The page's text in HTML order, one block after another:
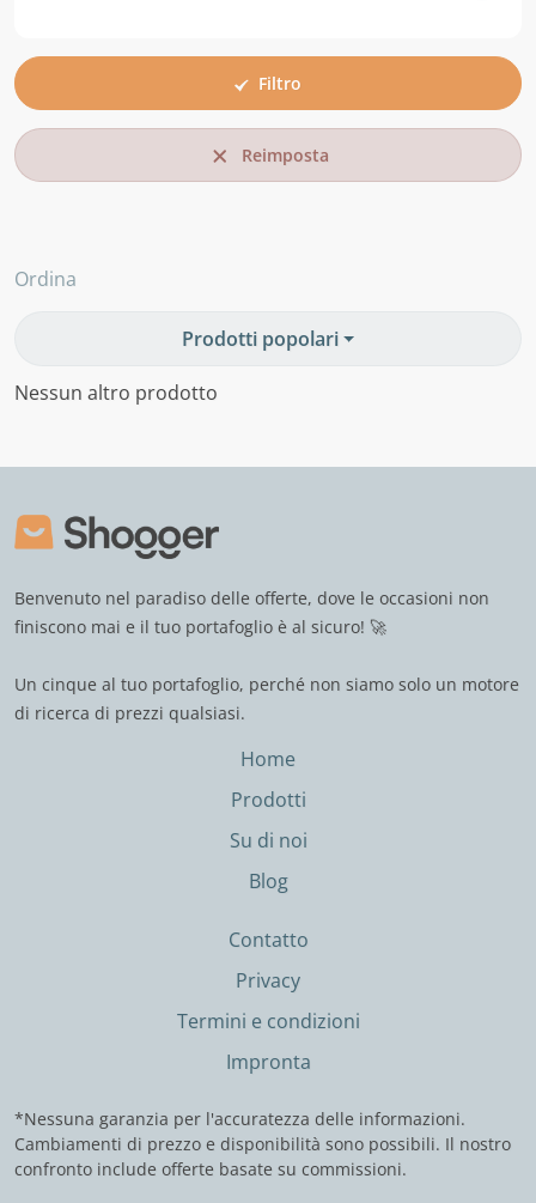
Filtro
Reimposta
Ordina
Prodotti popolari
Nessun altro prodotto
Benvenuto nel paradiso delle offerte, dove le occasioni non
finiscono mai e il tuo portafoglio è al sicuro! 🚀
Un cinque al tuo portafoglio, perché non siamo solo un motore
di ricerca di prezzi qualsiasi.
Home
Prodotti
Su di noi
Blog
Contatto
Privacy
Termini e condizioni
Impronta
*Nessuna garanzia per l'accuratezza delle informazioni.
Cambiamenti di prezzo e disponibilità sono possibili. Il nostro
confronto include offerte basate su commissioni.